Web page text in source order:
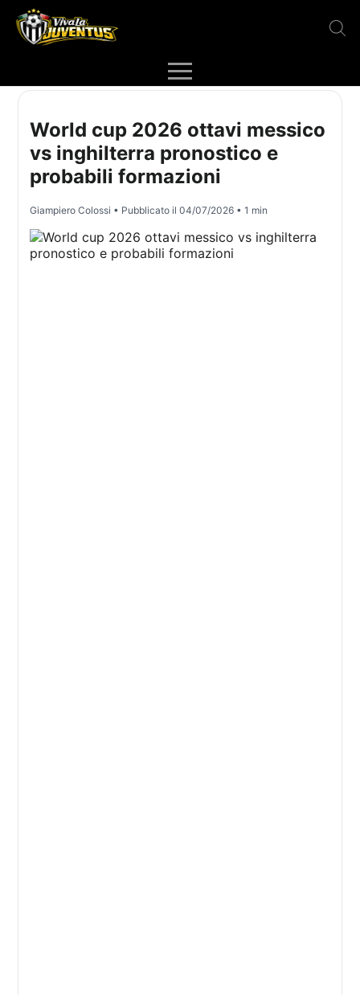
World cup 2026 ottavi messico
vs inghilterra pronostico e
probabili formazioni
Giampiero Colossi • Pubblicato il04/07/2026 • 1 min